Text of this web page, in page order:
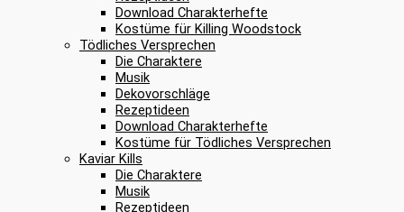
Download Charakterhefte
Kostüme für Killing Woodstock
Tödliches Versprechen
Die Charaktere
Musik
Dekovorschläge
Rezeptideen
Download Charakterhefte
Kostüme für Tödliches Versprechen
Kaviar Kills
Die Charaktere
Musik
Rezeptideen